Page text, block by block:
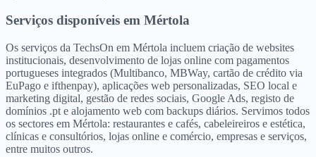
Serviços disponíveis em Mértola
Os serviços da TechsOn em Mértola incluem criação de websites
institucionais, desenvolvimento de lojas online com pagamentos
portugueses integrados (Multibanco, MBWay, cartão de crédito via
EuPago e ifthenpay), aplicações web personalizadas, SEO local e
marketing digital, gestão de redes sociais, Google Ads, registo de
domínios .pt e alojamento web com backups diários. Servimos todos
os sectores em Mértola: restaurantes e cafés, cabeleireiros e estética,
clínicas e consultórios, lojas online e comércio, empresas e serviços,
entre muitos outros.